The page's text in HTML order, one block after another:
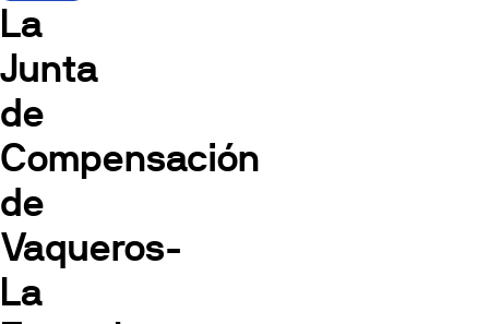
La
Junta
de
Compensación
de
Vaqueros-
La